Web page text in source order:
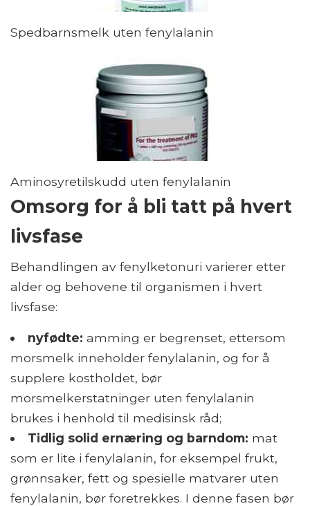
Spedbarnsmelk uten fenylalanin
Aminosyretilskudd uten fenylalanin
Omsorg for å bli tatt på hvert
livsfase
Behandlingen av fenylketonuri varierer etter
alder og behovene til organismen i hvert
livsfase:
nyfødte: amming er begrenset, ettersom
morsmelk inneholder fenylalanin, og for å
supplere kostholdet, bør
morsmelkerstatninger uten fenylalanin
brukes i henhold til medisinsk råd;
Tidlig solid ernæring og barndom: mat
som er lite i fenylalanin, for eksempel frukt,
grønnsaker, fett og spesielle matvarer uten
fenylalanin, bør foretrekkes. I denne fasen bør